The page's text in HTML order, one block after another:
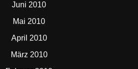
Juni 2010
Mai 2010
April 2010
März 2010